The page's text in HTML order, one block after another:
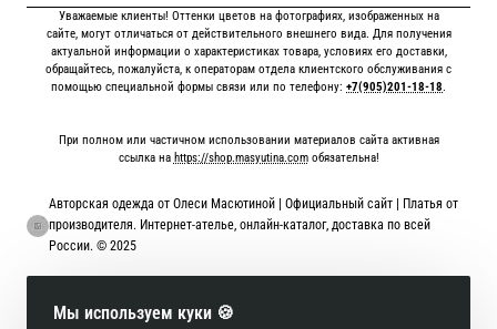
Мы используем куки 🍪
Уважаемые клиенты! Оттенки цветов на фотографиях, изображенных на
сайте, могут отличаться от действительного внешнего вида. Для получения
актуальной информации о характеристиках товара, условиях его доставки,
обращайтесь, пожалуйста, к операторам отдела клиентского обслуживания с
помощью специальной формы связи или по телефону: +7(905)201-18-18.
При полном или частичном использовании материалов сайта активная
ссылка на https://shop.masyutina.comобязательна!
Авторская одежда от Олеси Масютиной | Официальный сайт | Платья от
производителя. Интернет-ателье, онлайн-каталог, доставка по всей
России. © 2025